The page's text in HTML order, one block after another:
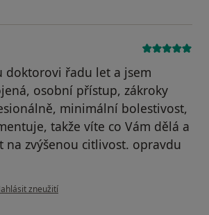
doktorovi řadu let a jsem
osobní přístup, zákroky
minimální bolestivost,
takže víte co Vám dělá a
na zvýšenou citlivost. opravdu
názoru uživatele Pacient
zneužití